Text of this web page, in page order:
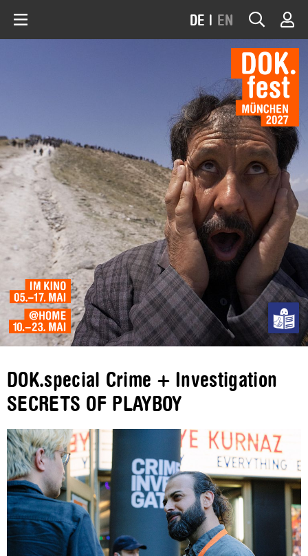
DE | EN
DOK.special Crime + Investigation
SECRETS OF PLAYBOY